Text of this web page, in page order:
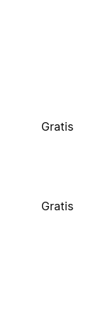
Gratis
Gratis